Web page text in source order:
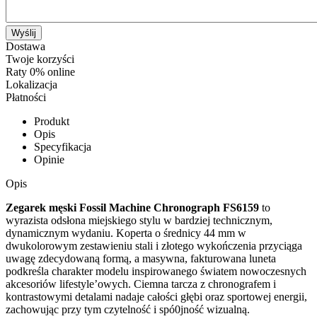
Wyślij
Dostawa
Twoje korzyści
Raty 0% online
Lokalizacja
Płatności
Produkt
Opis
Specyfikacja
Opinie
Opis
Zegarek męski Fossil Machine Chronograph FS6159 to
wyrazista odsłona miejskiego stylu w bardziej technicznym,
dynamicznym wydaniu. Koperta o średnicy 44 mm w
dwukolorowym zestawieniu stali i złotego wykończenia przyciąga
uwagę zdecydowaną formą, a masywna, fakturowana luneta
podkreśla charakter modelu inspirowanego światem nowoczesnych
akcesoriów lifestyle’owych. Ciemna tarcza z chronografem i
kontrastowymi detalami nadaje całości głębi oraz sportowej energii,
zachowując przy tym czytelność i spó0jność wizualną.